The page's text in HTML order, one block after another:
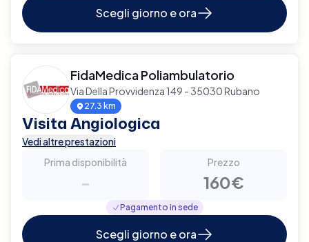
Scegli giorno e ora
FidaMedica Poliambulatorio
Via Della Provvidenza 149 - 35030 Rubano
27.3 km
Visita Angiologica
Vedi altre prestazioni
Prima disponibilità
-
Prezzo
160€
Pagamento in sede
Scegli giorno e ora